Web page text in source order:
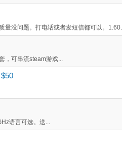
没问题。打电话或者发短信都可以。1.60...
可串流steam游戏...
语言可选。送...